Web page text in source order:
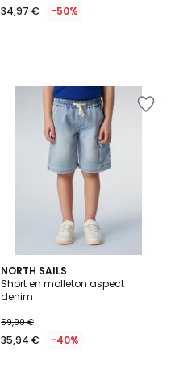
34,97 € -50%
NORTH SAILS
Short en molleton aspect
denim
59,90 €
35,94 € -40%